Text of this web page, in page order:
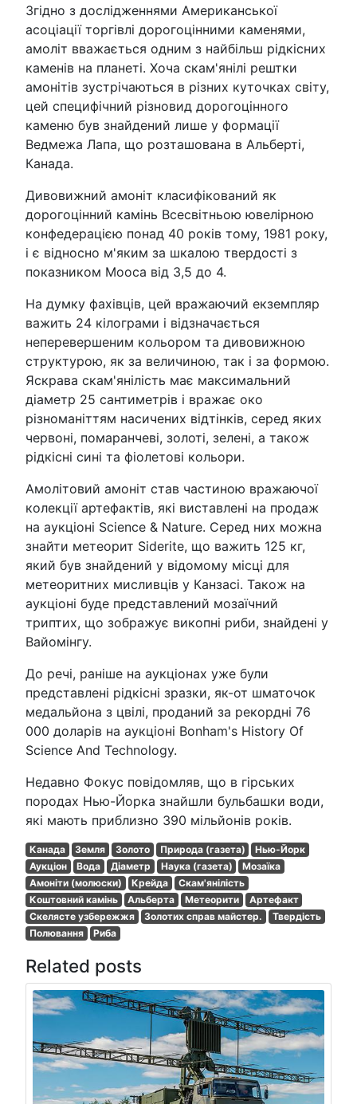
Згідно з дослідженнями Американської
асоціації торгівлі дорогоцінними каменями,
амоліт вважається одним з найбільш рідкісних
каменів на планеті. Хоча скам'янілі рештки
амонітів зустрічаються в різних куточках світу,
цей специфічний різновид дорогоцінного
каменю був знайдений лише у формації
Ведмежа Лапа, що розташована в Альберті,
Канада.
Дивовижний амоніт класифікований як
дорогоцінний камінь Всесвітньою ювелірною
конфедерацією понад 40 років тому, 1981 року,
і є відносно м'яким за шкалою твердості з
показником Мооса від 3,5 до 4.
На думку фахівців, цей вражаючий екземпляр
важить 24 кілограми і відзначається
неперевершеним кольором та дивовижною
структурою, як за величиною, так і за формою.
Яскрава скам'янілість має максимальний
діаметр 25 сантиметрів і вражає око
різноманіттям насичених відтінків, серед яких
червоні, помаранчеві, золоті, зелені, а також
рідкісні сині та фіолетові кольори.
Амолітовий амоніт став частиною вражаючої
колекції артефактів, які виставлені на продаж
на аукціоні Science & Nature. Серед них можна
знайти метеорит Siderite, що важить 125 кг,
який був знайдений у відомому місці для
метеоритних мисливців у Канзасі. Також на
аукціоні буде представлений мозаїчний
триптих, що зображує викопні риби, знайдені у
Вайомінгу.
До речі, раніше на аукціонах уже були
представлені рідкісні зразки, як-от шматочок
медальйона з цвілі, проданий за рекордні 76
000 доларів на аукціоні Bonham's History Of
Science And Technology.
Недавно Фокус повідомляв, що в гірських
породах Нью-Йорка знайшли бульбашки води,
які мають приблизно 390 мільйонів років.
Канада Земля Золото Природа (газета)
Нью-Йорк
Аукціон
Вода Діаметр Наука (газета)
Мозаїка
Амоніти (молюски)
Крейда
Скам'янілість
Коштовний камінь
Альберта Метеорити
Артефакт
Скелясте узбережжя
Золотих справ майстер.
Твердість
Полювання
Риба
Related posts